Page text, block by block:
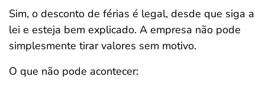
Sim, o desconto de férias é legal, desde que siga a
lei e esteja bem explicado. A empresa não pode
simplesmente tirar valores sem motivo.
O que não pode acontecer: